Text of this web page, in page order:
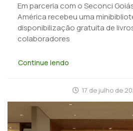
Em parceria com o Seconci
América recebeu uma
disponibilização gratuita de
colaboradores
Continue lendo
17 de julho de